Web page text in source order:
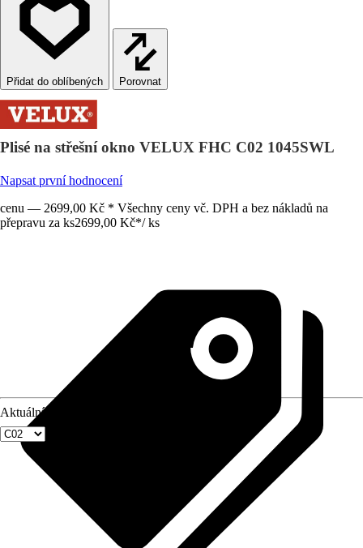
Porovnat
Plisé na střešní okno VELUX FHC C02 1045SWL
Napsat první hodnocení
cenu — 2699,00 Kč * Všechny ceny vč. DPH a bez nákladů na
přepravu za ks2699,00 Kč*/ ks
Aktuální velikost okna